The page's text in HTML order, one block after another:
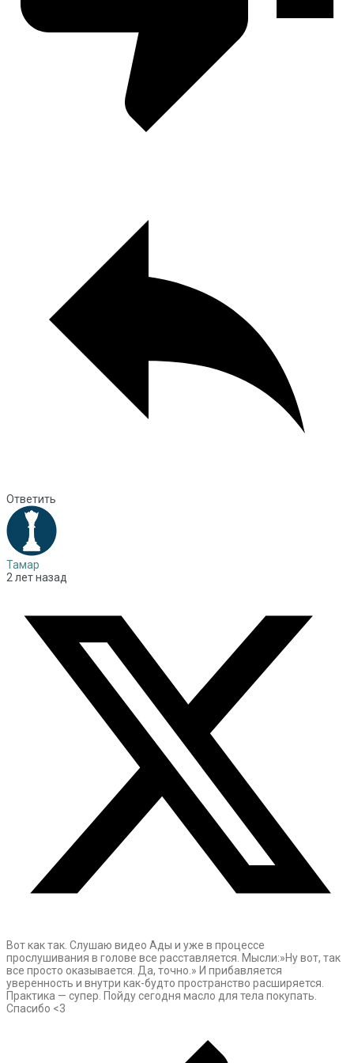
Ответить
Тамар
2 лет назад
Вот как так. Слушаю видео Ады и уже в процессе
прослушивания в голове все расставляется. Мысли:»Ну вот, так
все просто оказывается. Да, точно.» И прибавляется
уверенность и внутри как-будто пространство расширяется.
Практика — супер. Пойду сегодня масло для тела покупать.
Спасибо <3